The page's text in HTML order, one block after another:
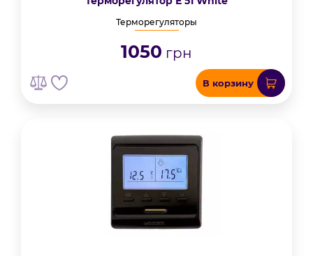
Терморегуляторы
1050 грн
В корзину